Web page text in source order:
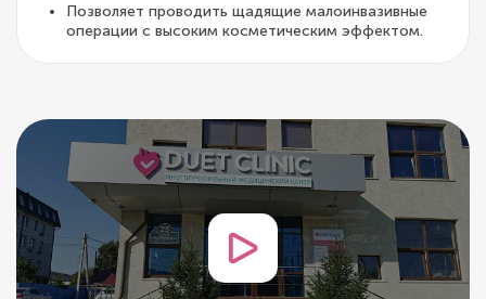
Позволяет проводить щадящие малоинвазивные
операции с высоким косметическим эффектом.